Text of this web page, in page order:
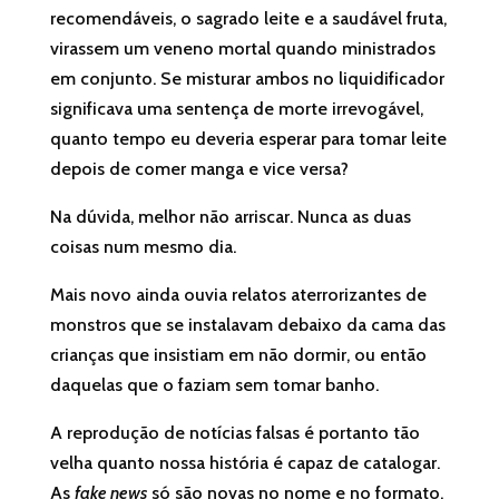
recomendáveis, o sagrado leite e a saudável fruta,
virassem um veneno mortal quando ministrados
em conjunto. Se misturar ambos no liquidificador
significava uma sentença de morte irrevogável,
quanto tempo eu deveria esperar para tomar leite
depois de comer manga e vice versa?
Na dúvida, melhor não arriscar. Nunca as duas
coisas num mesmo dia.
Mais novo ainda ouvia relatos aterrorizantes de
monstros que se instalavam debaixo da cama das
crianças que insistiam em não dormir, ou então
daquelas que o faziam sem tomar banho.
A reprodução de notícias falsas é portanto tão
velha quanto nossa história é capaz de catalogar.
As fake newssó são novas no nome e no formato.